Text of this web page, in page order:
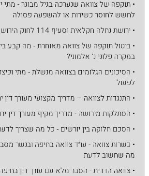
• תוקפה של צוואה שנערכה בגיל מבוגר - מתי
לחשש לחוסר כשירות או להשפעה פסולה
• ירושת נחלה חקלאית וסעיף 114 לחוק הירושה
• ביטול תוקפה של צוואה מאוחרת - מה קבע
במקרה פלוני נ' אלמוני?
• הסיכונים הגלומים בצוואה מנשלת - מתי
לפעול
• התנגדות לצוואה – מדריך מקצועי מעורך דין
• הסתלקות מירושה - מדריך מקיף מעורך דין
• הסכם חלוקה בין יורשים - כל מה שצריך
• כשרות צוואה - עו״ד צוואה בחיפה ובנשר
מה שחשוב לדעת
• צוואה הדדית - הסבר מלא עם עורך דין